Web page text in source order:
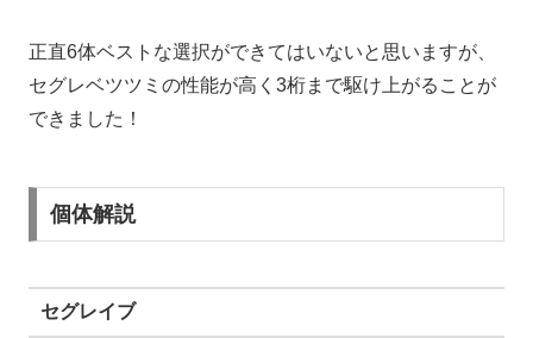
正直6体ベストな選択ができてはいないと思いますが、
セグレベツツミの性能が高く3桁まで駆け上がることが
できました！
個体解説
セグレイブ